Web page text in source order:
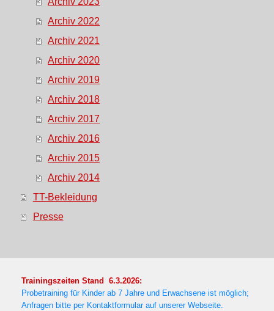
Archiv 2022
Archiv 2021
Archiv 2020
Archiv 2019
Archiv 2018
Archiv 2017
Archiv 2016
Archiv 2015
Archiv 2014
TT-Bekleidung
Presse
Trainingszeiten Stand 6.3.2026:
Probetraining für Kinder ab 7 Jahre und Erwachsene ist möglich;
Anfragen bitte per Kontaktformular auf unserer Webseite.